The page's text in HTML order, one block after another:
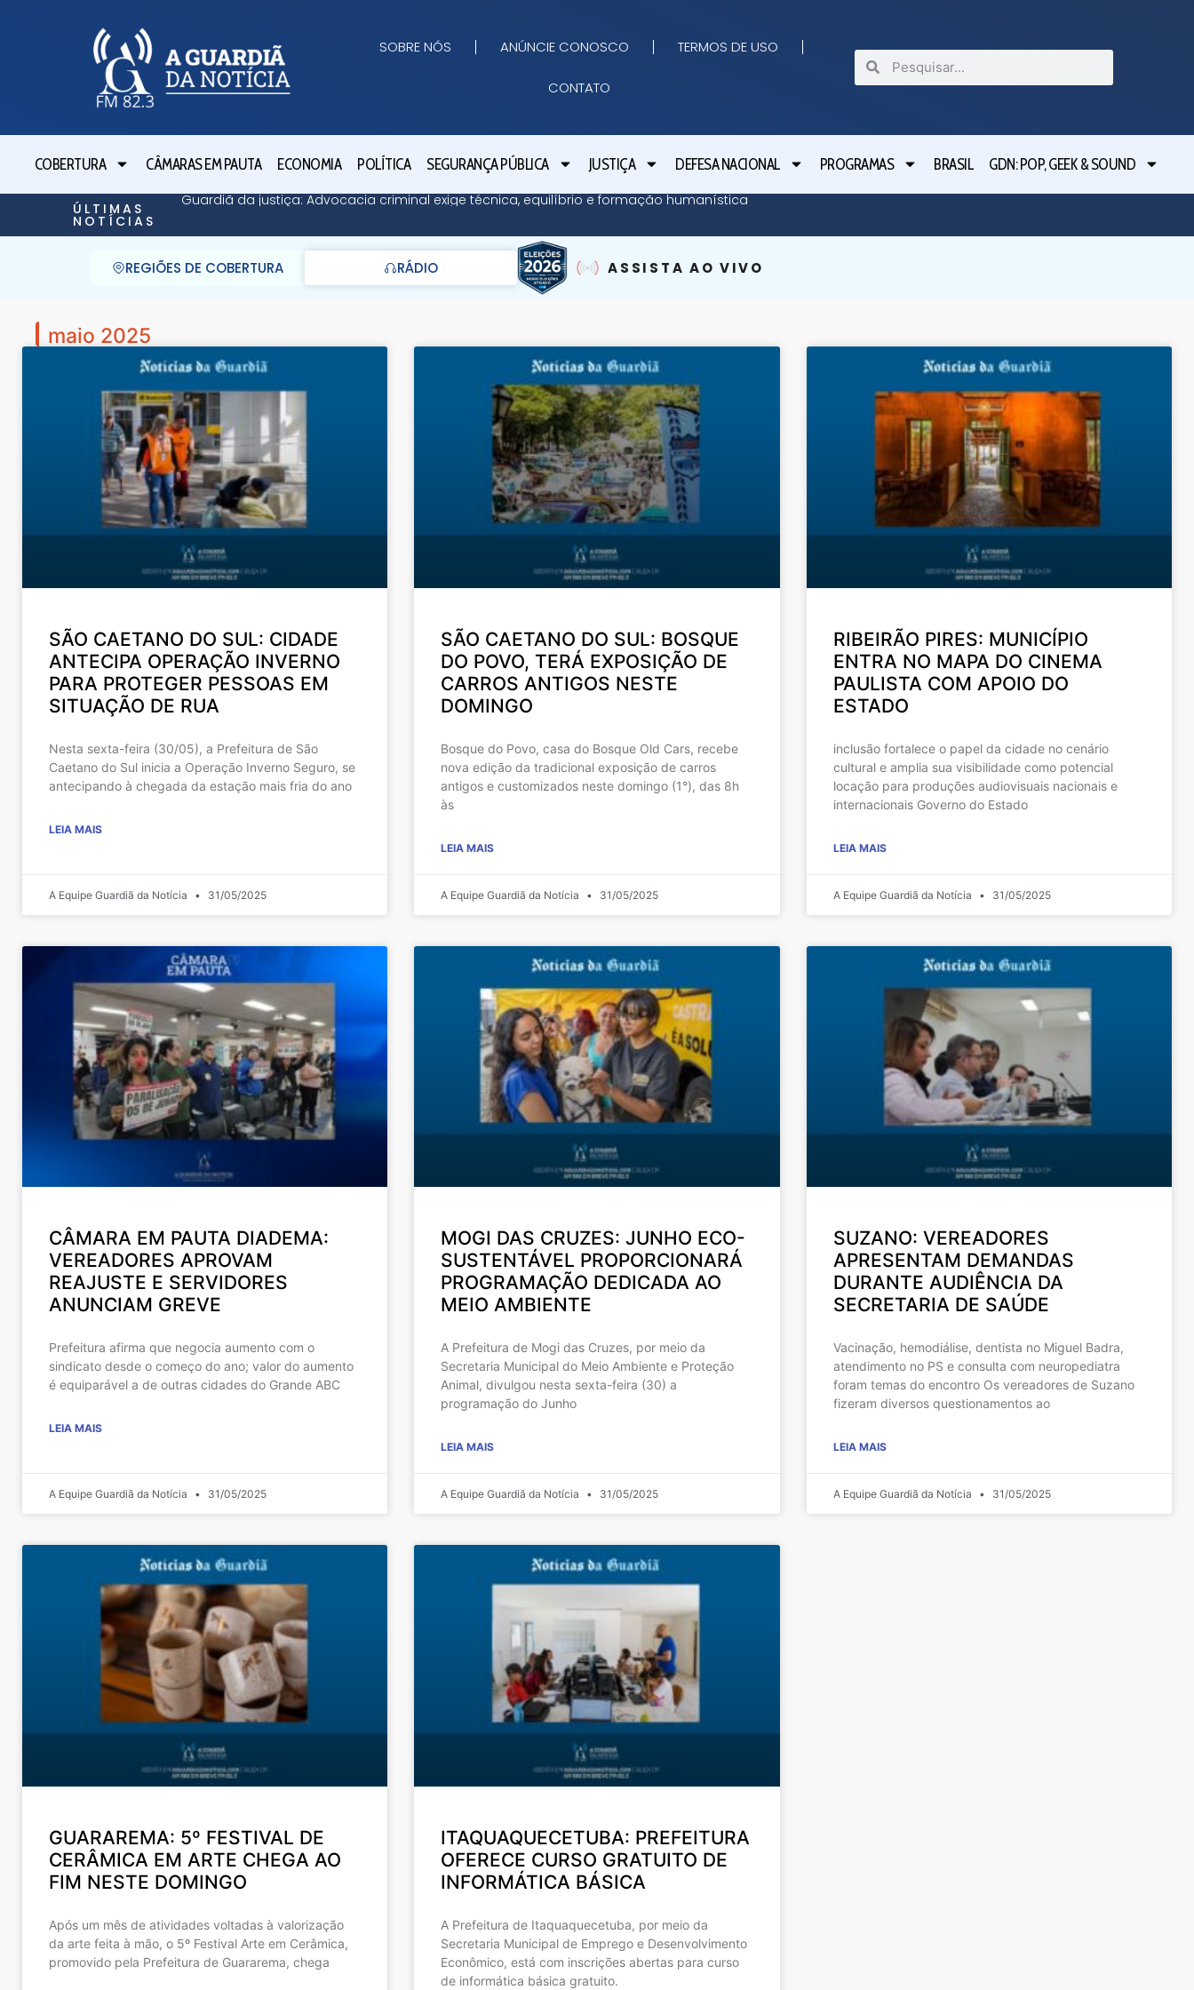
SOBRE NÓS ANÚNCIE CONOSCO TERMOS DE USO
CONTATO
COBERTURA CÂMARAS EM PAUTA ECONOMIA POLÍTICA SEGURANÇA PÚBLICA JUSTIÇA DEFESA NACIONAL PROGRAMAS BRASIL GDN: POP, GEEK & SOUND
ÚLTIMAS
NOTÍCIAS
Guardiã da justiça: Advocacia criminal exige técnica, equilíbrio e formação humanística
REGIÕES DE COBERTURA RÁDIO ASSISTA AO VIVO
maio 2025
SÃO CAETANO DO SUL: CIDADE
ANTECIPA OPERAÇÃO INVERNO
PARA PROTEGER PESSOAS EM
SITUAÇÃO DE RUA
Nesta sexta-feira (30/05), a Prefeitura de São
Caetano do Sul inicia a Operação Inverno Seguro, se
antecipando à chegada da estação mais fria do ano
LEIA MAIS
A Equipe Guardiã da Notícia 31/05/2025
SÃO CAETANO DO SUL: BOSQUE
DO POVO, TERÁ EXPOSIÇÃO DE
CARROS ANTIGOS NESTE
DOMINGO
Bosque do Povo, casa do Bosque Old Cars, recebe
nova edição da tradicional exposição de carros
antigos e customizados neste domingo (1°), das 8h
às
LEIA MAIS
A Equipe Guardiã da Notícia 31/05/2025
RIBEIRÃO PIRES: MUNICÍPIO
ENTRA NO MAPA DO CINEMA
PAULISTA COM APOIO DO
ESTADO
inclusão fortalece o papel da cidade no cenário
cultural e amplia sua visibilidade como potencial
locação para produções audiovisuais nacionais e
internacionais Governo do Estado
LEIA MAIS
A Equipe Guardiã da Notícia 31/05/2025
CÂMARA EM PAUTA DIADEMA:
VEREADORES APROVAM
REAJUSTE E SERVIDORES
ANUNCIAM GREVE
Prefeitura afirma que negocia aumento com o
sindicato desde o começo do ano; valor do aumento
é equiparável a de outras cidades do Grande ABC
LEIA MAIS
A Equipe Guardiã da Notícia 31/05/2025
MOGI DAS CRUZES: JUNHO ECO-
SUSTENTÁVEL PROPORCIONARÁ
PROGRAMAÇÃO DEDICADA AO
MEIO AMBIENTE
A Prefeitura de Mogi das Cruzes, por meio da
Secretaria Municipal do Meio Ambiente e Proteção
Animal, divulgou nesta sexta-feira (30) a
programação do Junho
LEIA MAIS
A Equipe Guardiã da Notícia 31/05/2025
SUZANO: VEREADORES
APRESENTAM DEMANDAS
DURANTE AUDIÊNCIA DA
SECRETARIA DE SAÚDE
Vacinação, hemodiálise, dentista no Miguel Badra,
atendimento no PS e consulta com neuropediatra
foram temas do encontro Os vereadores de Suzano
fizeram diversos questionamentos ao
LEIA MAIS
A Equipe Guardiã da Notícia 31/05/2025
GUARAREMA: 5º FESTIVAL DE
CERÂMICA EM ARTE CHEGA AO
FIM NESTE DOMINGO
Após um mês de atividades voltadas à valorização
da arte feita à mão, o 5º Festival Arte em Cerâmica,
promovido pela Prefeitura de Guararema, chega
ITAQUAQUECETUBA: PREFEITURA
OFERECE CURSO GRATUITO DE
INFORMÁTICA BÁSICA
A Prefeitura de Itaquaquecetuba, por meio da
Secretaria Municipal de Emprego e Desenvolvimento
Econômico, está com inscrições abertas para curso
de informática básica gratuito.